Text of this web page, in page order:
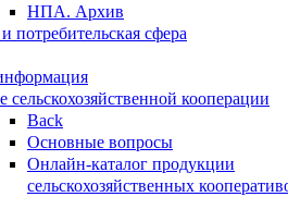
НПА. Архив
потребительская сфера
сельскохозяйственной кооперации
Back
Основные вопросы
Онлайн-каталог продукции
сельскохозяйственных